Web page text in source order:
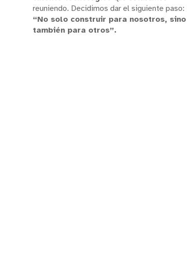
reuniendo. Decidimos dar el siguiente paso:
“No solo construir para nosotros, sino
también para otros”.